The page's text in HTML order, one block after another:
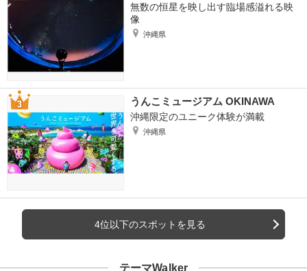
無数の恒星を映し出す臨場感溢れる映
像
沖縄県
うんこミュージアム OKINAWA
沖縄限定のユニーク体験が満載
沖縄県
4位以下のスポットを見る
テーマWalker